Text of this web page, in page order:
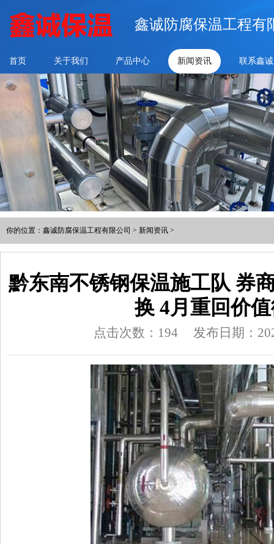
鑫诚防腐保温工程有
首页 关于我们 产品中心 新闻资讯 联系鑫诚
你的位置： 鑫诚防腐保温工程有限公司 > 新闻资讯 >
黔东南不锈钢保温施工队 券
换 4月重回价
点击次数：194 发布日期：